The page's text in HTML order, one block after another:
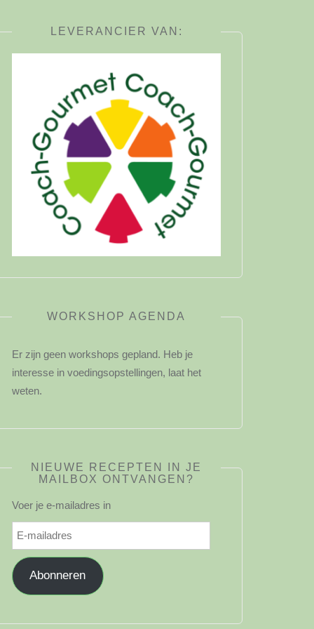
LEVERANCIER VAN:
WORKSHOP AGENDA
Er zijn geen workshops gepland. Heb je
interesse in voedingsopstellingen, laat het
weten.
NIEUWE RECEPTEN IN JE
MAILBOX ONTVANGEN?
Voer je e-mailadres in
E-
mailadres
Abonneren